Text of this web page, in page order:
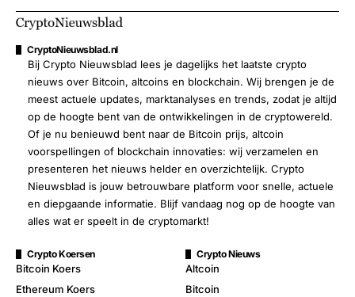
CryptoNieuwsblad.nl
Bij Crypto Nieuwsblad lees je dagelijks het laatste crypto
nieuws over Bitcoin, altcoins en blockchain. Wij brengen je de
meest actuele updates, marktanalyses en trends, zodat je altijd
op de hoogte bent van de ontwikkelingen in de cryptowereld.
Of je nu benieuwd bent naar de Bitcoin prijs, altcoin
voorspellingen of blockchain innovaties: wij verzamelen en
presenteren het nieuws helder en overzichtelijk. Crypto
Nieuwsblad is jouw betrouwbare platform voor snelle, actuele
en diepgaande informatie. Blijf vandaag nog op de hoogte van
alles wat er speelt in de cryptomarkt!
Crypto Koersen
Bitcoin Koers
Ethereum Koers
Crypto Nieuws
Altcoin
Bitcoin